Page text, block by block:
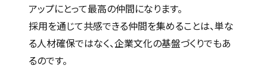
アップにとって最高の仲間になります。
採用を通じて共感できる仲間を集めることは、単な
る人材確保ではなく、企業文化の基盤づくりでもあ
るのです。